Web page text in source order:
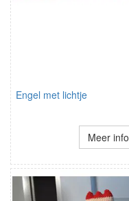
Engel met lichtje
Meer info